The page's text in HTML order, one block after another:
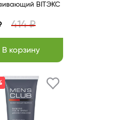
BITЭКС
414 ₽
В корзину